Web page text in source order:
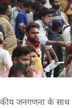
जनगणना के साथ